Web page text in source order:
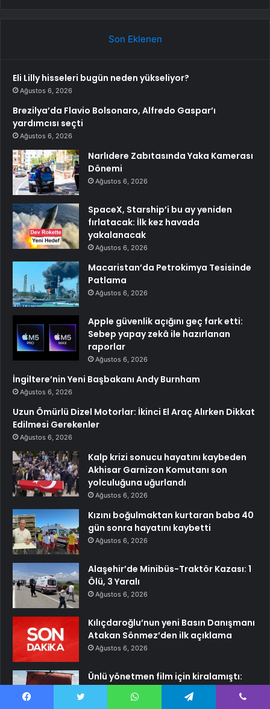
Son Eklenen
Eli Lilly hisseleri bugün neden yükseliyor?
Ağustos 6, 2026
Brezilya’da Flavio Bolsonaro, Alfredo Gaspar’ı
yardımcısı seçti
Ağustos 6, 2026
Narlıdere Zabıtasında Yaka Kamerası
Dönemi
Ağustos 6, 2026
SpaceX, Starship’i bu ay yeniden
fırlatacak: İlk kez havada
yakalanacak
Ağustos 6, 2026
Macaristan’da Petrokimya Tesisinde
Patlama
Ağustos 6, 2026
Apple güvenlik açığını geç fark etti:
Sebep yapay zekâ ile hazırlanan
raporlar
Ağustos 6, 2026
İngiltere’nin Yeni Başbakanı Andy Burnham
Ağustos 6, 2026
Uzun Ömürlü Dizel Motorlar: İkinci El Araç Alırken Dikkat
Edilmesi Gerekenler
Ağustos 6, 2026
Kalp krizi sonucu hayatını kaybeden
Akhisar Garnizon Komutanı son
yolculuğuna uğurlandı
Ağustos 6, 2026
Kızını boğulmaktan kurtaran baba 40
gün sonra hayatını kaybetti
Ağustos 6, 2026
Alaşehir’de Minibüs-Traktör Kazası: 1
Ölü, 3 Yaralı
Ağustos 6, 2026
Kılıçdaroğlu’nun yeni Basın Danışmanı
Atakan Sönmez’den ilk açıklama
Ağustos 6, 2026
Ünlü yönetmen film için kiralamıştı:
Tarihi geminin son hali herkesi şaşkına